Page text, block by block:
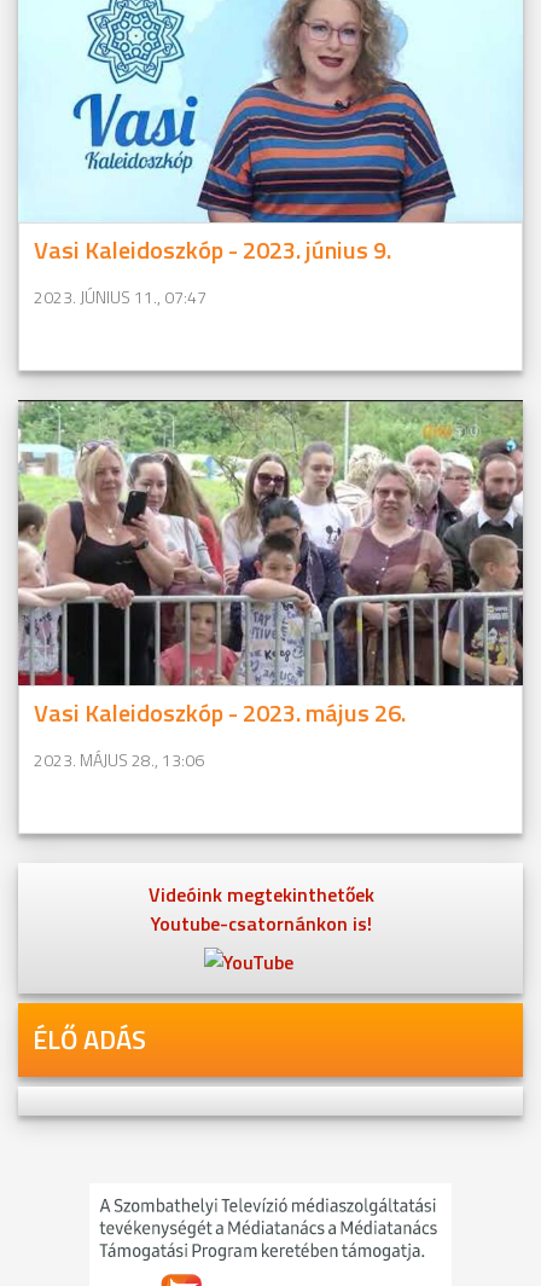
Vasi Kaleidoszkóp - 2023. június 9.
2023. JÚNIUS 11., 07:47
Vasi Kaleidoszkóp - 2023. május 26.
2023. MÁJUS 28., 13:06
Videóink megtekinthetőek
Youtube-csatornánkon is!
ÉLŐ ADÁS